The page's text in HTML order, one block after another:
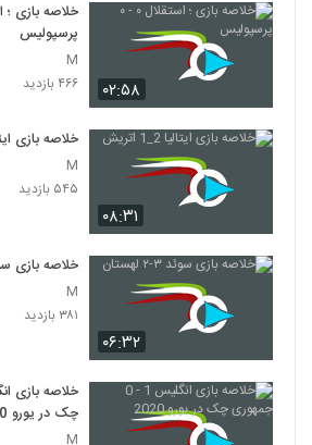
۰۲:۵۸
پرسپولیس
M
۴۶۶ بازدید
۰۸:۳۱
خلاصه بازی ایتالیا
M
۵۴۵ بازدید
۰۶:۳۲
خلاصه بازی سوئد ۳-۲
M
۳۸۱ بازدید
چک در یورو 2020
M